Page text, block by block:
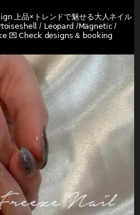
上品×トレンドで魅せる大人ネイル
/ 𝖫𝖾𝗈𝗉𝖺𝗋𝖽 /𝖬𝖺𝗀𝗇𝖾𝗍𝗂𝖼 /
💌 𝖢𝗁𝖾𝖼𝗄 𝖽𝖾𝗌𝗂𝗀𝗇𝗌 & 𝖻𝗈𝗈𝗄𝗂𝗇𝗀